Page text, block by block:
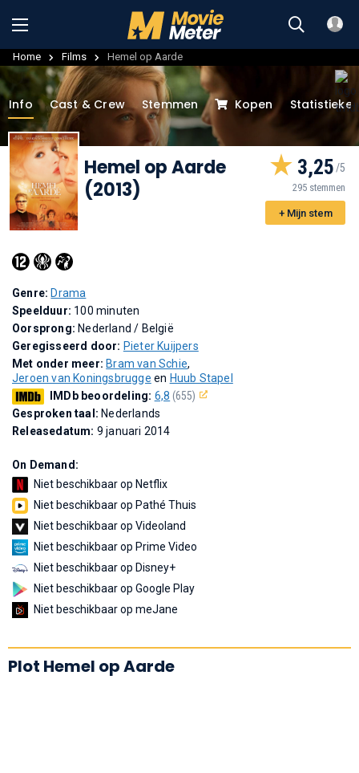
Home Films Hemel op Aarde
Info Cast & Crew Stemmen Kopen
Hemel op Aarde
(2013)
3,25
295 stemmen
+ Mijn stem
Genre: Drama
Speelduur: 100 minuten
Oorsprong: Nederland / België
Geregisseerd door: Pieter Kuijpers
Met onder meer: Bram van Schie,
Jeroen van Koningsbrugge en Huub Stapel
IMDb beoordeling: 6,8 (655)
Gesproken taal: Nederlands
Releasedatum: 9 januari 2014
On Demand:
Niet beschikbaar op Netflix
Niet beschikbaar op Pathé Thuis
Niet beschikbaar op Videoland
Niet beschikbaar op Prime Video
Niet beschikbaar op Disney+
Niet beschikbaar op Google Play
Niet beschikbaar op meJane
Plot Hemel op Aarde